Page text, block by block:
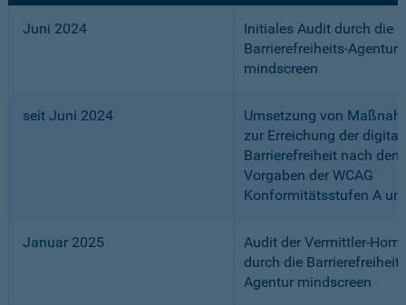
Juni 2024
Initiales Audit durch die
Barrierefreiheits-Agentur
mindscreen
seit Juni 2024
Umsetzung von
zur Erreichung der
Barrierefreiheit nach den
Vorgaben der WCAG
Konformitätsstufen A
Januar 2025
Audit der Vermittler-
durch die
Agentur mindscreen